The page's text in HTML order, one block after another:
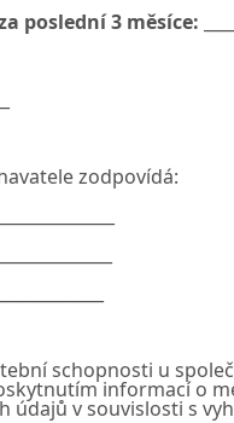
poslední 3 měsíce:
zodpovídá:
schopnosti u
informací o
údajů v souvislosti s